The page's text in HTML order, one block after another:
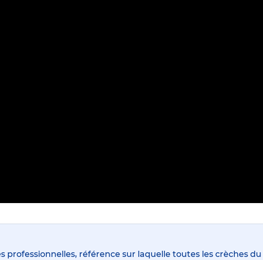
professionnelles, référence sur laquelle toutes les crèches du